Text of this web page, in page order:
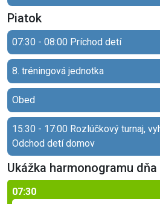
Piatok
07:30 - 08:00 Príchod detí
8. tréningová jednotka
Obed
15:30 - 17:00 Rozlúčkový turnaj,
Odchod detí domov
Ukážka harmonogramu
07:30